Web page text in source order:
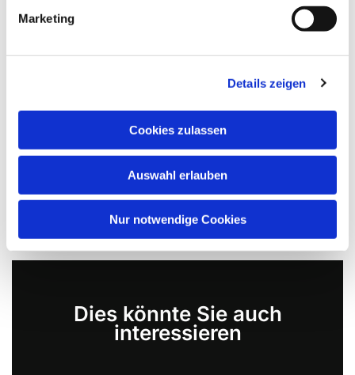
Marketing
Details zeigen
Cookies zulassen
Auswahl erlauben
Nur notwendige Cookies
Dies könnte Sie auch
interessieren